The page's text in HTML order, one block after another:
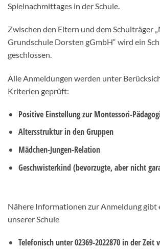
Spielnachmittages in der Schule.
Zwischen den Eltern und dem Schulträger
Grundschule Dorsten gGmbH“ wird ein
geschlossen.
Alle Anmeldungen werden unter
Kriterien geprüft:
Positive Einstellung zur Montessori-
Altersstruktur in den Gruppen
Mädchen-Jungen-Relation
Geschwisterkind (bevorzugte, aber nicht
Nähere Informationen zur Anmeldung gibt
unserer Schule
Telefonisch unter 02369-2022870 in der Zeit